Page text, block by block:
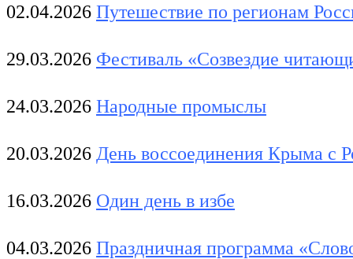
02.04.2026 Путешествие по регионам
29.03.2026 Фестиваль «Созвездие
24.03.2026 Народные промыслы
20.03.2026 День воссоединения Крыма с
16.03.2026 Один день в избе
04.03.2026 Праздничная программа